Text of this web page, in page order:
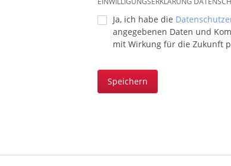
Ja, ich habe die
angegebenen Daten und
mit Wirkung für die Zukunft
Speichern